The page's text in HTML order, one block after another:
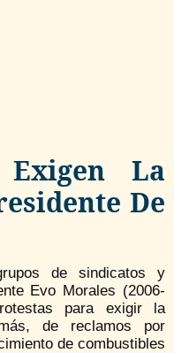
La
De
de sindicatos y
Evo Morales (2006-
para exigir la
de reclamos por
de combustibles